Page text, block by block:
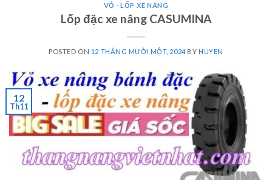
VỎ - LỐP XE NÂNG
Lốp đặc xe nâng CASUMINA
POSTED ON 12 THÁNG MƯỜI MỘT, 2024 BY HUYEN
12
Th11